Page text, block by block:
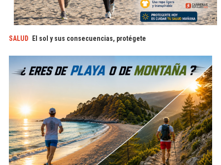
SALUD El sol y sus consecuencias, protégete